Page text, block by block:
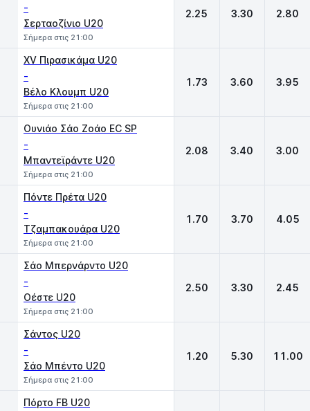
-
Σερταοζίνιο U20
Σήμερα στις 21:00
2.25 3.30 2.80
XV Πιρασικάμα U20
-
Βέλο Κλουμπ U20
Σήμερα στις 21:00
1.73 3.60 3.95
Ουνιάο Σάο Ζοάο EC SP
-
Μπαντεϊράντε U20
Σήμερα στις 21:00
2.08 3.40 3.00
Πόντε Πρέτα U20
-
Τζαμπακουάρα U20
Σήμερα στις 21:00
1.70 3.70 4.05
Σάο Μπερνάρντο U20
-
Οέστε U20
Σήμερα στις 21:00
2.50 3.30 2.45
Σάντος U20
-
Σάο Μπέντο U20
Σήμερα στις 21:00
1.20 5.30 11.00
Πόρτο FB U20